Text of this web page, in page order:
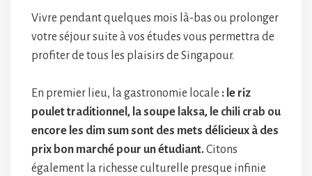
Vivre pendant quelques mois là-bas ou prolonger
votre séjour suite à vos études vous permettra de
profiter de tous les plaisirs de Singapour.
En premier lieu, la gastronomie locale : le riz
poulet traditionnel, la soupe laksa, le chili crab ou
encore les dim sum sont des mets délicieux à des
prix bon marché pour un étudiant.Citons
également la richesse culturelle presque infinie